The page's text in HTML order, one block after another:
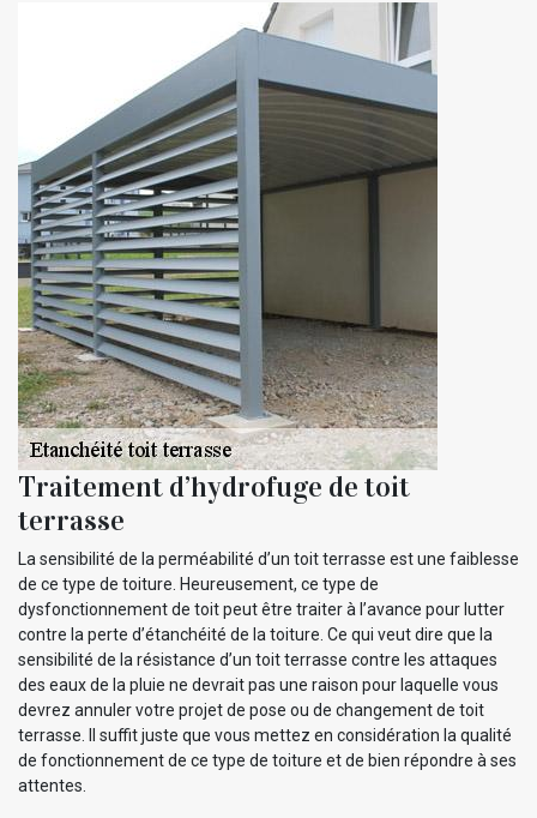
Traitement d’hydrofuge de toit
terrasse
La sensibilité de la perméabilité d’un toit terrasse est une faiblesse
de ce type de toiture. Heureusement, ce type de
dysfonctionnement de toit peut être traiter à l’avance pour lutter
contre la perte d’étanchéité de la toiture. Ce qui veut dire que la
sensibilité de la résistance d’un toit terrasse contre les attaques
des eaux de la pluie ne devrait pas une raison pour laquelle vous
devrez annuler votre projet de pose ou de changement de toit
terrasse. Il suffit juste que vous mettez en considération la qualité
de fonctionnement de ce type de toiture et de bien répondre à ses
attentes.